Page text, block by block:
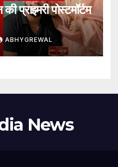
प्राइमरी पोस्टमॉर्टम
ABHYGREWAL
News